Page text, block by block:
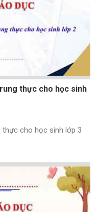
thực cho học sinh
thực cho học sinh lớp 3